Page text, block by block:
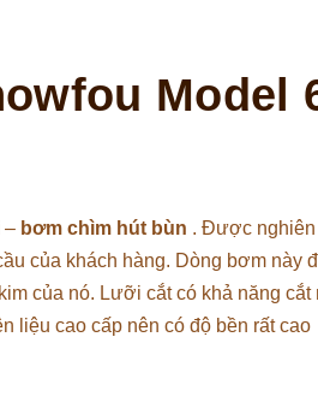
Model
– bơm chìm hút bùn . Được nghiên
của khách hàng. Dòng bơm này
của nó. Lưỡi cắt có khả năng cắt
liệu cao cấp nên có độ bền rất cao